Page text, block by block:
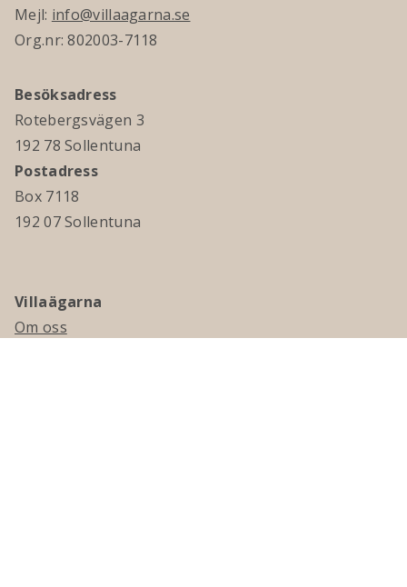
Mejl: info@villaagarna.se
Org.nr: 802003-7118
Besöksadress
Rotebergsvägen 3
192 78 Sollentuna
Postadress
Box 7118
192 07 Sollentuna
Villaägarna
Om oss